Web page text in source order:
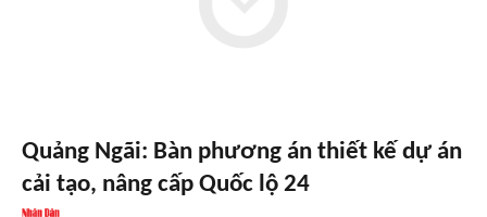
Quảng Ngãi: Bàn phương án thiết kế dự án
cải tạo, nâng cấp Quốc lộ 24